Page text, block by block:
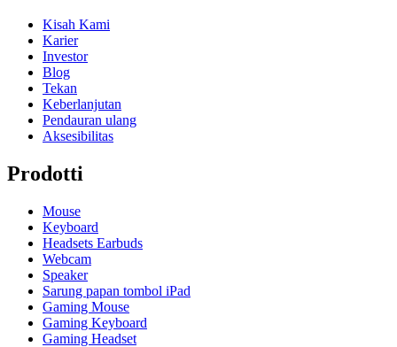
Kisah Kami
Karier
Investor
Blog
Tekan
Keberlanjutan
Pendauran ulang
Aksesibilitas
Prodotti
Mouse
Keyboard
Headsets Earbuds
Webcam
Speaker
Sarung papan tombol iPad
Gaming Mouse
Gaming Keyboard
Gaming Headset